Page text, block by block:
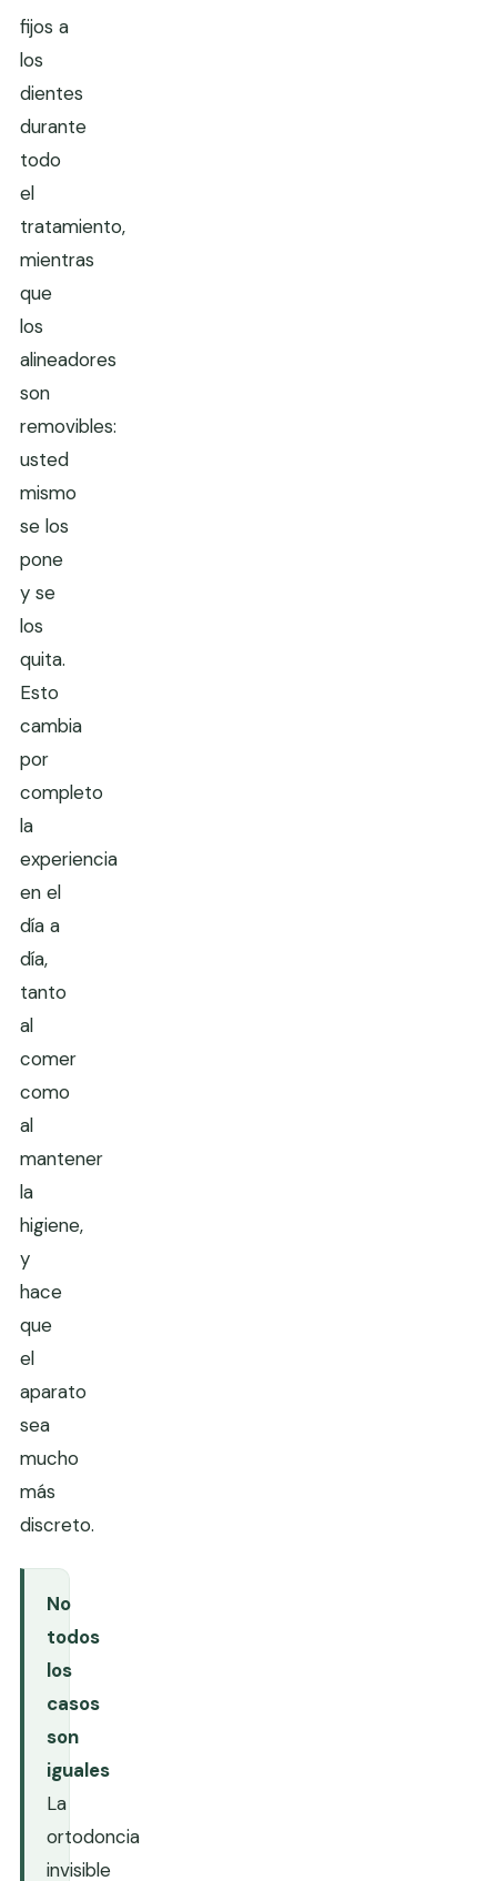
fijos a
los
dientes
durante
todo
el
tratamiento,
mientras
que
los
alineadores
son
removibles:
usted
mismo
se los
pone
y se
los
quita.
Esto
cambia
por
completo
la
experiencia
en el
día a
día,
tanto
al
comer
como
al
mantener
la
higiene,
y
hace
que
el
aparato
sea
mucho
más
discreto.
No
todos
los
casos
son
iguales
La
ortodoncia
invisible